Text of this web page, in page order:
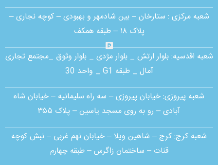
شعبه مرکزی : ستارخان – بین شادمهر و بهبودی – کوچه نجاری –
پلاک ۱۸ – طبقه همکف
شعبه اقدسیه:بلوار ارتش _ بلوار مژدی _ بلوار وثوق _مجتمع تجاری
آمال _ طبقه G1 _ واحد 30
شعبه پیروزی: خیابان پیروزی – سه راه سلیمانیه – خیابان شاه
آبادی – رو به روی مسجد یاسین – پلاک ۳۵۵
شعبه کرج:کرج – شاهین ویلا – خیابان نهم غربی – نبش کوچه
قنات – ساختمان زاگرس – طبقه چهارم